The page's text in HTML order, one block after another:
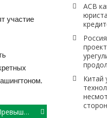
участие
Никотина
АСВ
Китай